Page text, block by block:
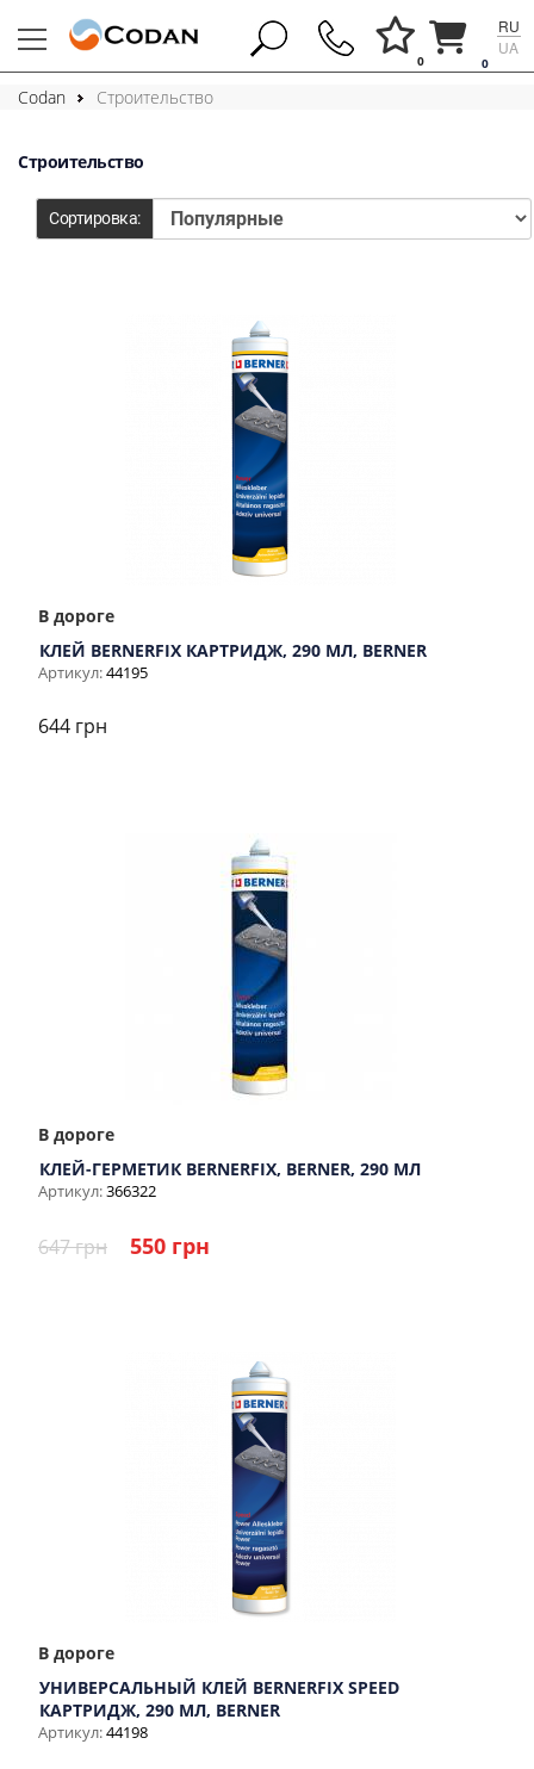
0
0
RU
UA
Codan Строительство
Строительство
Сортировка:
В дороге
КЛЕЙ BERNERFIX КАРТРИДЖ, 290 МЛ, BERNER
Артикул:44195
644 грн
В дороге
КЛЕЙ-ГЕРМЕТИК BERNERFIX, BERNER, 290 МЛ
Артикул:366322
647 грн 550 грн
В дороге
УНИВЕРСАЛЬНЫЙ КЛЕЙ BERNERFIX SPEED
КАРТРИДЖ, 290 МЛ, BERNER
Артикул:44198